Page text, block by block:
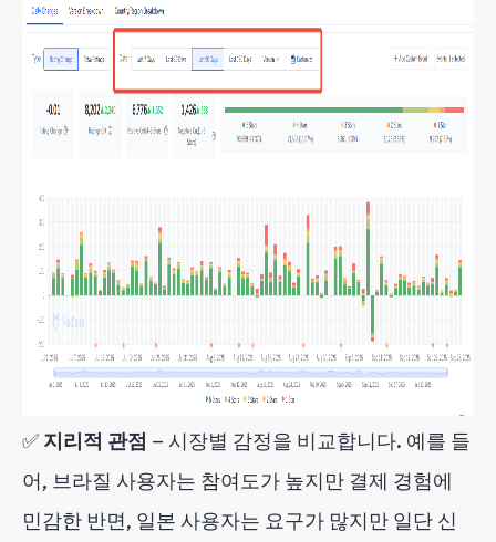
✅ 지리적 관점 — 시장별 감정을 비교합니다. 예를 들
어, 브라질 사용자는 참여도가 높지만 결제 경험에
민감한 반면, 일본 사용자는 요구가 많지만 일단 신